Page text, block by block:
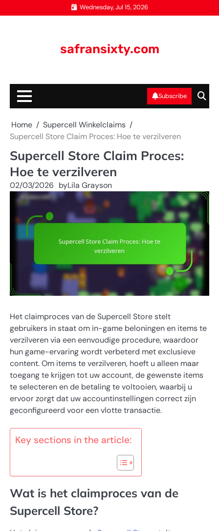
to
Wednesday, Jul 15, 2026
safransixty.com
Subscribe
Home
Supercell Winkelclaims
Supercell Store Claim Proces: Hoe te verzilveren
Supercell Store Claim Proces:
Hoe te verzilveren
02/03/2026 byLila Grayson
Het claimproces van de Supercell Store stelt
gebruikers in staat om in-game beloningen en items te
verzilveren via een eenvoudige procedure, waardoor
hun game-ervaring wordt verbeterd met exclusieve
content. Om items te verzilveren, hoeft u alleen maar
toegang te krijgen tot uw account, de gewenste items
te selecteren en de betaling te voltooien, waarbij u
ervoor zorgt dat uw accountinstellingen correct zijn
geconfigureerd voor een vlotte transactie.
Key sections in the article:
Wat is het claimproces van de
Supercell Store?